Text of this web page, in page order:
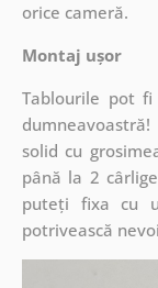
orice cameră.
Montaj ușor
Tablourile pot
solid cu
până la 2
puteți fixa cu
potrivească